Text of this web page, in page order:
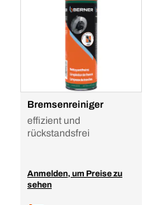
Bremsenreiniger
effizient und
rückstandsfrei
Anmelden, um Preise zu
sehen